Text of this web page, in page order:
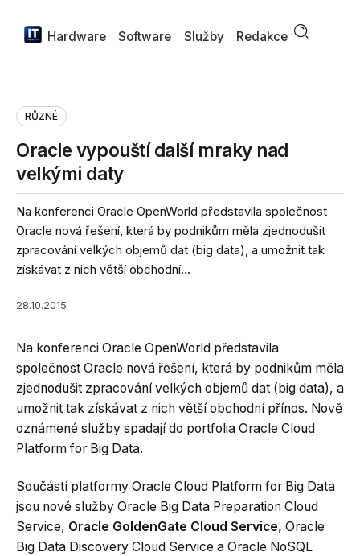
Hardware Software Služby Redakce
RŮZNÉ
Oracle vypouští další mraky nad
velkými daty
Na konferenci Oracle OpenWorld představila společnost
Oracle nová řešení, která by podnikům měla zjednodušit
zpracování velkých objemů dat (big data), a umožnit tak
získávat z nich větší obchodní...
28.10.2015
Na konferenci Oracle OpenWorld představila
společnost Oracle nová řešení, která by podnikům měla
zjednodušit zpracování velkých objemů dat (big data), a
umožnit tak získávat z nich větší obchodní přínos. Nově
oznámené služby spadají do portfolia Oracle Cloud
Platform for Big Data.
Součástí platformy Oracle Cloud Platform for Big Data
jsou nové služby Oracle Big Data Preparation Cloud
Service, Oracle GoldenGate Cloud Service, Oracle
Big Data Discovery Cloud Service a Oracle NoSQL